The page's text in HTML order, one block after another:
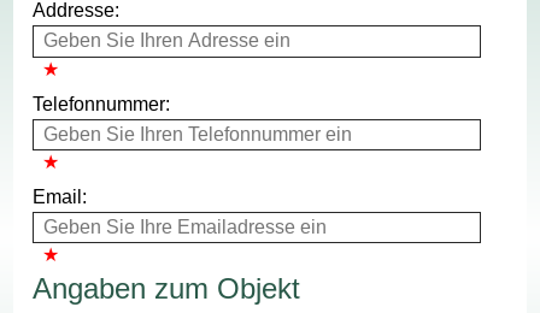
Addresse:
Telefonnummer:
Email:
Angaben zum Objekt